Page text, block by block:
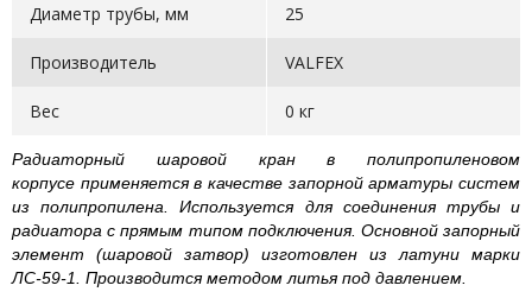
Диаметр трубы, мм 25
Производитель VALFEX
Вес 0 кг
Радиаторный шаровой кран в полипропиленовом
корпусе применяется в качестве запорной арматуры систем
из полипропилена. Используется для соединения трубы и
радиатора с прямым типом подключения. Основной запорный
элемент (шаровой затвор) изготовлен из латуни марки
ЛС-59-1. Производится методом литья под давлением.